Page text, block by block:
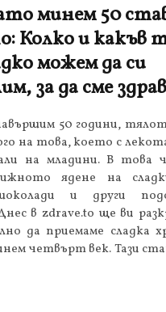
минем 50
Колко и какъв
можем да си
за да сме
50 години,
на това, което с
на младини. В това
ядене на
и други
в zdrave.to ще ви
да приемаме сладка
четвърт век. Тази